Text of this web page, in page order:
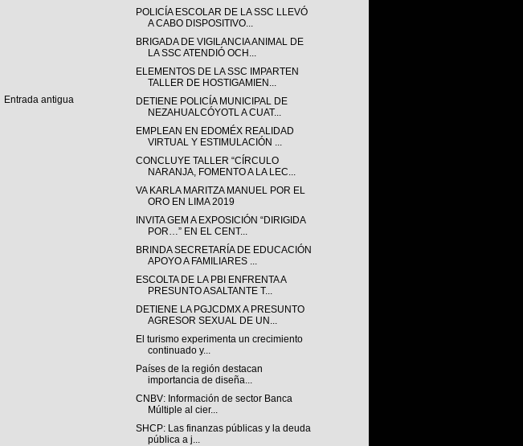
Entrada antigua
POLICÍA ESCOLAR DE LA SSC LLEVÓ
A CABO DISPOSITIVO...
BRIGADA DE VIGILANCIA ANIMAL DE
LA SSC ATENDIÓ OCH...
ELEMENTOS DE LA SSC IMPARTEN
TALLER DE HOSTIGAMIEN...
DETIENE POLICÍA MUNICIPAL DE
NEZAHUALCÓYOTL A CUAT...
EMPLEAN EN EDOMÉX REALIDAD
VIRTUAL Y ESTIMULACIÓN ...
CONCLUYE TALLER “CÍRCULO
NARANJA, FOMENTO A LA LEC...
VA KARLA MARITZA MANUEL POR EL
ORO EN LIMA 2019
INVITA GEM A EXPOSICIÓN “DIRIGIDA
POR…” EN EL CENT...
BRINDA SECRETARÍA DE EDUCACIÓN
APOYO A FAMILIARES ...
ESCOLTA DE LA PBI ENFRENTA A
PRESUNTO ASALTANTE T...
DETIENE LA PGJCDMX A PRESUNTO
AGRESOR SEXUAL DE UN...
El turismo experimenta un crecimiento
continuado y...
Países de la región destacan
importancia de diseña...
CNBV: Información de sector Banca
Múltiple al cier...
SHCP: Las finanzas públicas y la deuda
pública a j...